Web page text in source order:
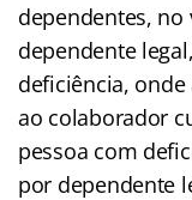
dependentes, no
dependente
deficiência, onde
ao colaborador
pessoa com
por dependente